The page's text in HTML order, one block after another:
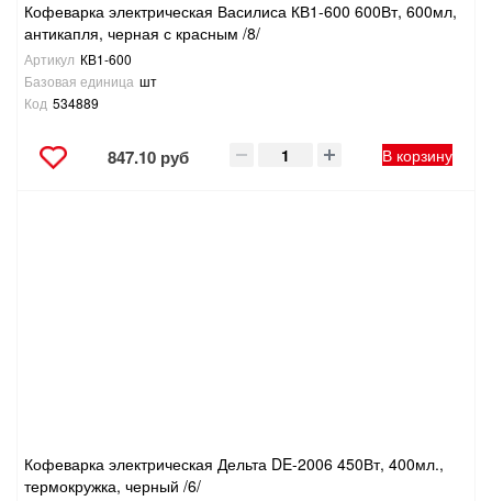
Кофеварка электрическая Василиса КВ1-600 600Вт, 600мл,
антикапля, черная с красным /8/
Артикул КВ1-600
Базовая единица шт
Код 534889
847.10 руб В корзину
Кофеварка электрическая Дельта DE-2006 450Вт, 400мл.,
термокружка, черный /6/